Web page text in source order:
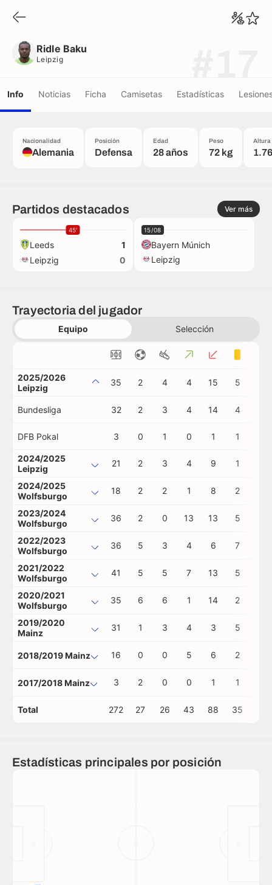
Ridle Baku
Leipzig
Info Noticias Ficha Camisetas Estadísticas
Nacionalidad
Alemania
Posición
Defensa
Edad
28 años
Peso
72 kg
Altura
Partidos destacados Ver más
45'
Leeds
1
Leipzig
0
15/08
Bayern Múnich
Leipzig
Trayectoria del jugador
Equipo Selección
2025/2026
Leipzig
35 2 4 4 15 5
Bundesliga 32 2 3 4 14 4
DFB Pokal 3 0 1 0 1 1
2024/2025
Leipzig
21 2 3 4 9 1
2024/2025
Wolfsburgo
18 2 2 1 8 2
2023/2024
Wolfsburgo
36 2 0 13 13 5
2022/2023
Wolfsburgo
36 5 3 4 6 7
2021/2022
Wolfsburgo
41 5 5 7 13 5
2020/2021
Wolfsburgo
35 6 6 1 14 2
2019/2020
Mainz
31 1 3 4 3 5
2018/2019 Mainz 16 0 0 5 6 2
2017/2018 Mainz 3 2 0 0 1 1
Total 272 27 26 43 88 35
Estadísticas principales por posición